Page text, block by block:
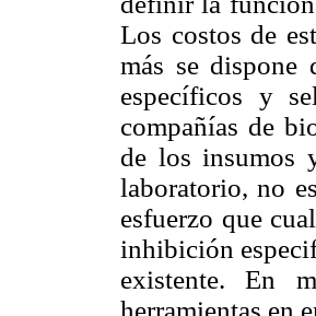
Los costos de
más se dispone
específicos y
compañías de
de los insumos
laboratorio, no
esfuerzo que
inhibición
existente. En